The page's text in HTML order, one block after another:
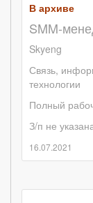
В архиве
SMM-
Skyeng
Связь,
технологии
Полный
З/п не
16.07.2021